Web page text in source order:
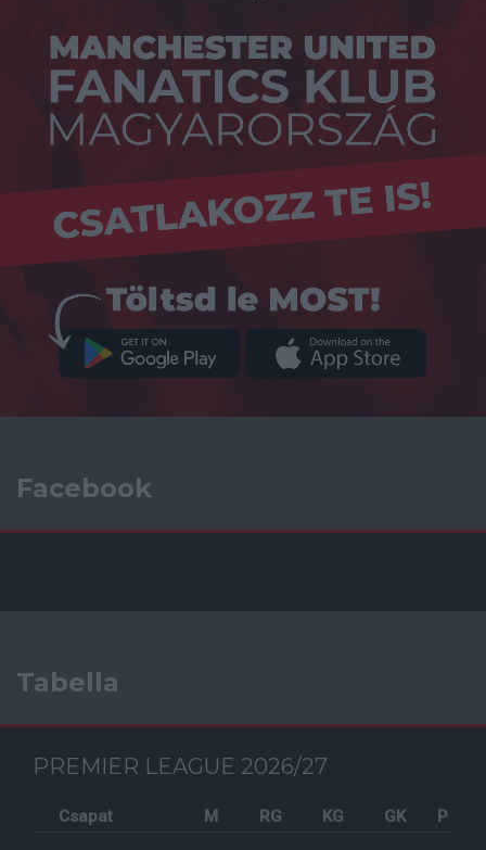
Facebook
Tabella
PREMIER LEAGUE 2026/27
Csapat M RG KG GK P